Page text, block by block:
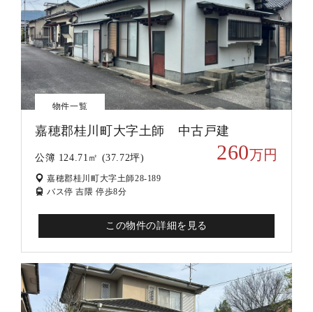
物件一覧
嘉穂郡桂川町大字土師 中古戸建
公簿 124.71㎡ (37.72坪) 260万円
嘉穂郡桂川町大字土師28-189
バス停 吉隈 停歩8分
この物件の詳細を見る